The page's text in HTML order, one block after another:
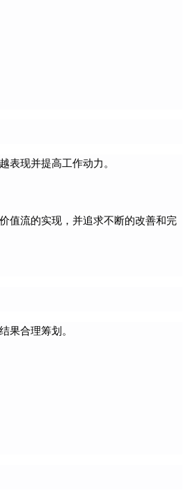
表现并提高工作动力。
值流的实现，并追求不断的改善和完
果合理筹划。